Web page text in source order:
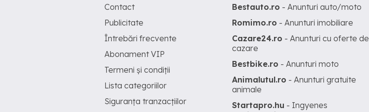
Contact
Publicitate
Întrebări frecvente
Abonament VIP
Termeni și condiții
Lista categoriilor
Siguranța tranzacțiilor
Bestauto.ro - Anunturi auto/moto
Romimo.ro - Anunturi imobiliare
Cazare24.ro - Anunturi cu oferte de
cazare
Bestbike.ro - Anunturi moto
Animalutul.ro - Anunturi gratuite
animale
Startapro.hu - Ingyenes